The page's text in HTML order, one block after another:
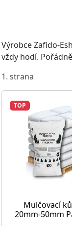
Výrobce Zafido-
vždy hodí.
1. strana
TOP
Mulčovací
20mm-50mm